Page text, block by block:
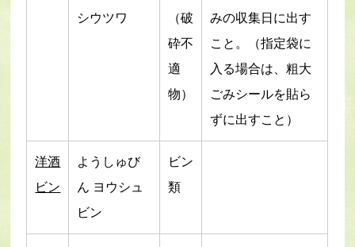
シウツワ
（破
砕不
適
物）
みの収集日に出す
こと。（指定袋に
入る場合は、粗大
ごみシールを貼ら
ずに出すこと）
洋酒
ビン
ようしゅび
ん ヨウシュ
ビン
ビン
類